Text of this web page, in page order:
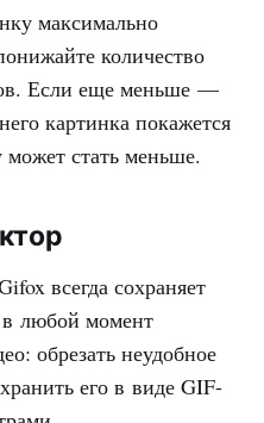
максимально
количество
Если еще меньше —
картинка покажется
может стать меньше.
всегда сохраняет
в любой момент
обрезать неудобное
его в виде GIF-